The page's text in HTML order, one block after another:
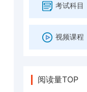
考试科目
视频课程
阅读量TOP